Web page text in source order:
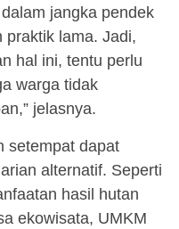
jangka pendek
praktik lama. Jadi,
hal ini, tentu perlu
warga tidak
jelasnya.
setempat dapat
alternatif. Seperti
hasil hutan
ekowisata, UMKM